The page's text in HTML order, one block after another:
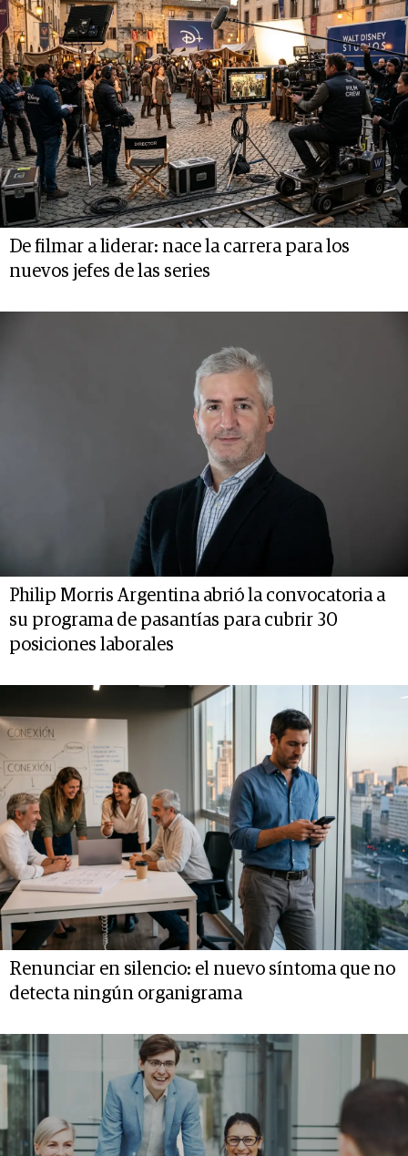
De filmar a liderar: nace la carrera para los
nuevos jefes de las series
Philip Morris Argentina abrió la convocatoria a
su programa de pasantías para cubrir 30
posiciones laborales
Renunciar en silencio: el nuevo síntoma que no
detecta ningún organigrama